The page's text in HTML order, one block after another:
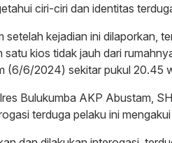
ciri-ciri dan identitas
setelah kejadian ini dilaporkan,
satu kios tidak jauh dari
(6/6/2024) sekitar pukul 20.45
Bulukumba AKP Abustam,
terduga pelaku ini